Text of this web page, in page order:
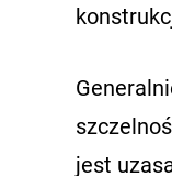
jest